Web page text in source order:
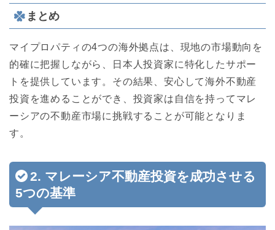
まとめ
マイプロパティの4つの海外拠点は、現地の市場動向を
的確に把握しながら、日本人投資家に特化したサポー
トを提供しています。その結果、安心して海外不動産
投資を進めることができ、投資家は自信を持ってマレ
ーシアの不動産市場に挑戦することが可能となりま
す。
2. マレーシア不動産投資を成功させる
5つの基準